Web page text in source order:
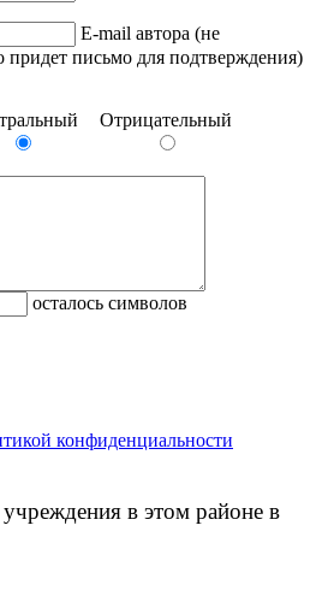
E-mail автора (не
придет письмо для подтверждения)
Отрицательный
осталось символов
конфиденциальности
в этом районе в